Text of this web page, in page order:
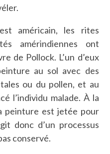
américain, les rites
amérindiennes ont
de Pollock. L’un d’eux
au sol avec des
ou du pollen, et au
l’individu malade. À la
peinture est jetée pour
donc d’un processus
conservé.